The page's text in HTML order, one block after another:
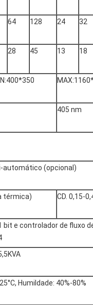
64 128 24 32
28 45 13 18
405 nm
automático (opcional)
térmica) CD. 0,15-
bit e controlador de fluxo
Humildade: 40%-80%